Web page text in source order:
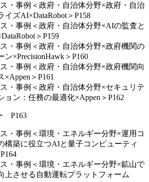
・事例＜政府・自治体分野×政府・自治
ズAI×DataRobot＞P158
・事例＜政府・自治体分野×AIの監査と
＞P159
・事例＜政府・自治体分野×政府機関の
×PrecisionHawk＞P160
・事例＜政府・自治体分野×政府機関向
＞P161
・事例＜政府・自治体分野×セキュリテ
ョン：任務の最適化×Appen＞P162
P163
・事例＜環境・エネルギー分野×運用コ
構築に役立つAIと量子コンピューティ
・事例＜環境・エネルギー分野×鉱山で
上させる自動運転プラットフォーム